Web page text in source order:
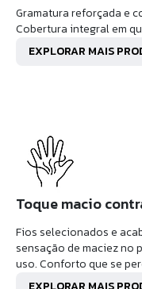
Gramatura reforçada e
Cobertura integral em
EXPLORAR MAIS
Toque macio
Fios selecionados e
sensação de maciez
uso. Conforto que se